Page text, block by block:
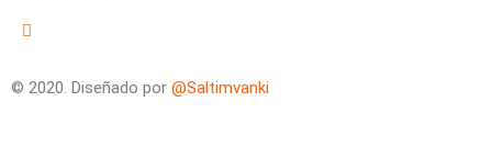
© 2020. Diseñado por @Saltimvanki